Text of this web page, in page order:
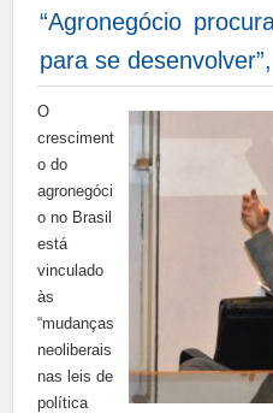
“Agronegócio
para se
O
cresciment
o do
agronegóci
o no Brasil
está
vinculado
às
“mudanças
neoliberais
nas leis de
política